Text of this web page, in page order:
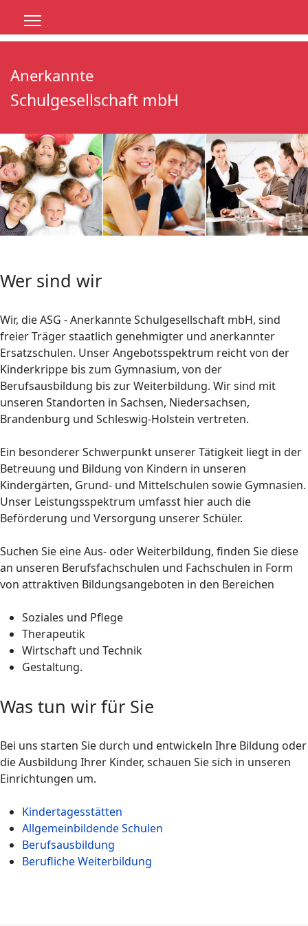
Anerkannte
Schulgesellschaft mbH
Wer sind wir
Wir, die ASG - Anerkannte Schulgesellschaft mbH, sind
freier Träger staatlich genehmigter und anerkannter
Ersatzschulen. Unser Angebotsspektrum reicht von der
Kinderkrippe bis zum Gymnasium, von der
Berufsausbildung bis zur Weiterbildung. Wir sind mit
unseren Standorten in Sachsen, Niedersachsen,
Brandenburg und Schleswig-Holstein vertreten.
Ein besonderer Schwerpunkt unserer Tätigkeit liegt in der
Betreuung und Bildung von Kindern in unseren
Kindergärten, Grund- und Mittelschulen sowie Gymnasien.
Unser Leistungsspektrum umfasst hier auch die
Beförderung und Versorgung unserer Schüler.
Suchen Sie eine Aus- oder Weiterbildung, finden Sie diese
an unseren Berufsfachschulen und Fachschulen in Form
von attraktiven Bildungsangeboten in den Bereichen
Soziales und Pflege
Therapeutik
Wirtschaft und Technik
Gestaltung.
Was tun wir für Sie
Bei uns starten Sie durch und entwickeln Ihre Bildung oder
die Ausbildung Ihrer Kinder, schauen Sie sich in unseren
Einrichtungen um.
Kindertagesstätten
Allgemeinbildende Schulen
Berufsausbildung
Berufliche Weiterbildung